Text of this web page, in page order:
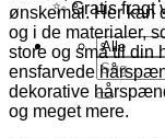
✨ Gratis fragt
Søg
efter:
ønskemål. Her kan
og i de materialer,
store og små til din
ensfarvede
dekorative
og meget mere.